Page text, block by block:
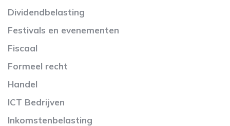
Dividendbelasting
Festivals en evenementen
Fiscaal
Formeel recht
Handel
ICT Bedrijven
Inkomstenbelasting